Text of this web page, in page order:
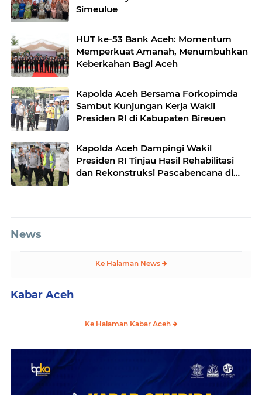
Simeulue
HUT ke-53 Bank Aceh: Momentum
Memperkuat Amanah, Menumbuhkan
Keberkahan Bagi Aceh
Kapolda Aceh Bersama Forkopimda
Sambut Kunjungan Kerja Wakil
Presiden RI di Kabupaten Bireuen
Kapolda Aceh Dampingi Wakil
Presiden RI Tinjau Hasil Rehabilitasi
dan Rekonstruksi Pascabencana di
News
Ke Halaman News
Kabar Aceh
Ke Halaman Kabar Aceh